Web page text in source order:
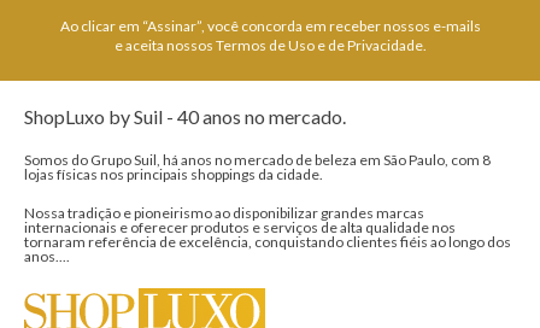
Ao clicar em “Assinar”, você concorda em receber nossos e-mails
e aceita nossos Termos de Uso e de Privacidade.
ShopLuxo by Suil - 40 anos no mercado.
Somos do Grupo Suil, há anos no mercado de beleza em São Paulo, com 8
lojas físicas nos principais shoppings da cidade.
Nossa tradição e pioneirismo ao disponibilizar grandes marcas
internacionais e oferecer produtos e serviços de alta qualidade nos
tornaram referência de excelência, conquistando clientes fiéis ao longo dos
anos....